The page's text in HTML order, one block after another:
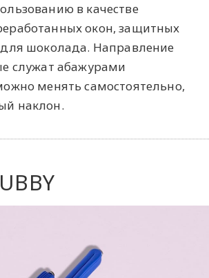
в качестве
окон, защитных
шоколада. Направление
служат абажурами
менять самостоятельно,
наклон.